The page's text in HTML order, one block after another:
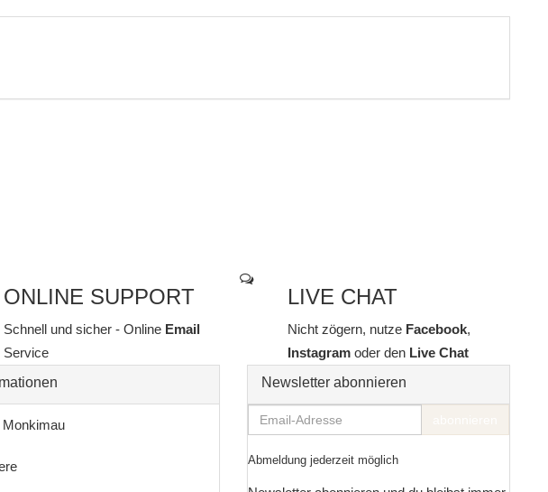
ONLINE SUPPORT
Schnell und sicher - Online Email
Service
LIVE CHAT
Nicht zögern, nutze Facebook,
Instagram oder denLive Chat
Monkimau
Newsletter abonnieren
Email-
Adresse
Abmeldung jederzeit möglich